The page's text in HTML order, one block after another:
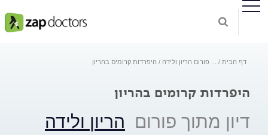
דף הבית פורום הריון ולידה היפרדות קרומים בהריון
היפרדות קרומים בהריון
דיון מתוך פורום הריון ולידה